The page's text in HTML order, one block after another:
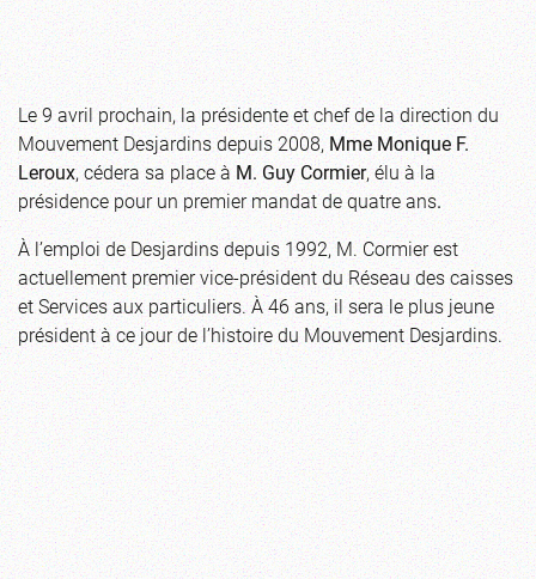
Le 9 avril prochain, la présidente et chef de la direction du
Mouvement Desjardins depuis 2008, Mme Monique F.
Leroux, cédera sa place àM. Guy Cormier, élu à la
présidence pour un premier mandat de quatre ans.
À l’emploi de Desjardins depuis 1992, M. Cormier est
actuellement premier vice-président du Réseau des caisses
et Services aux particuliers. À 46 ans, il sera le plus jeune
président à ce jour de l’histoire du Mouvement Desjardins.